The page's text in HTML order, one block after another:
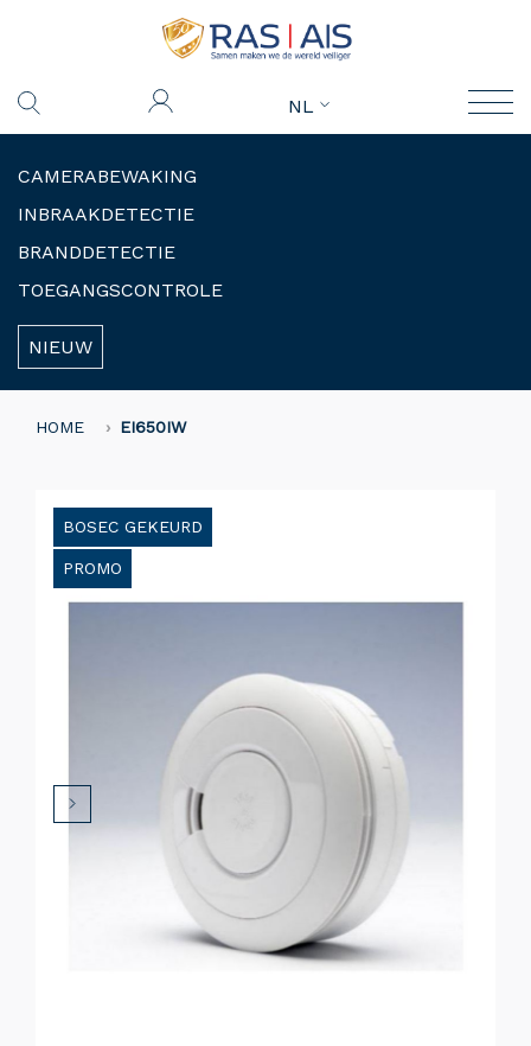
NL
CAMERABEWAKING
INBRAAKDETECTIE
BRANDDETECTIE
TOEGANGSCONTROLE
NIEUW
HOME EI650IW
BOSEC GEKEURD
PROMO